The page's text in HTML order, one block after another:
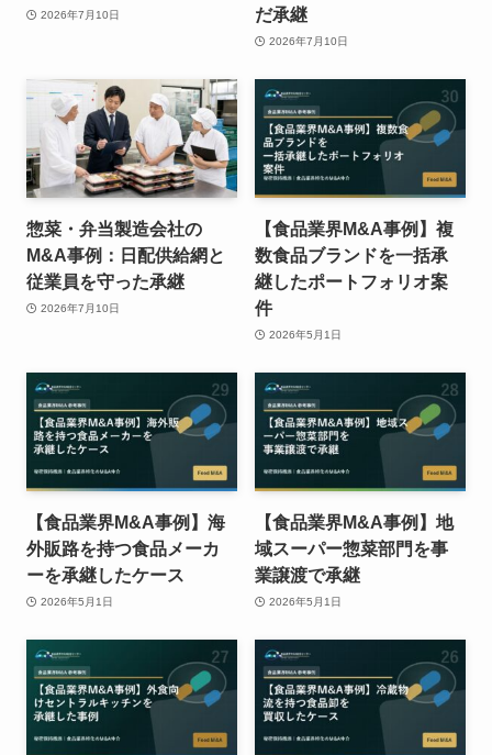
2026年7月10日
だ承継
2026年7月10日
惣菜・弁当製造会社の
M&A事例：日配供給網と
従業員を守った承継
2026年7月10日
【食品業界M&A事例】複
数食品ブランドを一括承
継したポートフォリオ案
件
2026年5月1日
【食品業界M&A事例】海
外販路を持つ食品メーカ
ーを承継したケース
2026年5月1日
【食品業界M&A事例】地
域スーパー惣菜部門を事
業譲渡で承継
2026年5月1日